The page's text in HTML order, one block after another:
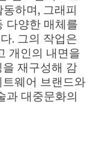
하며, 그래피
다양한 매체를
. 그의 작업은
개인의 내면을
재구성해 감
웨어 브랜드와
과 대중문화의